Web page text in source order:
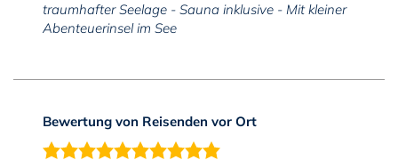
traumhafter Seelage - Sauna inklusive - Mit kleiner
Abenteuerinsel im See
Bewertung von Reisenden vor Ort